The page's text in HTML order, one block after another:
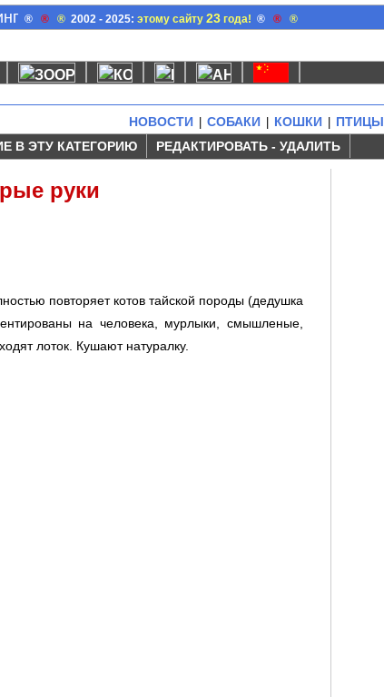
® ® ® 2002 - 2025:этому сайту23 года! ® ® ®
НОВОСТИ СОБАКИ КОШКИ ПТИЦЫ
В ЭТУ КАТЕГОРИЮ РЕДАКТИРОВАТЬ - УДАЛИТЬ
руки
повторяет котов тайской породы (дедушка
на человека, мурлыки, смышленые,
лоток. Кушают натуралку.